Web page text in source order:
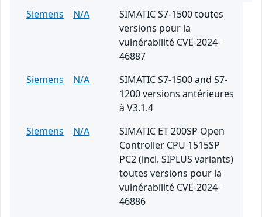
Siemens N/A
SIMATIC S7-1500 toutes
versions pour la
vulnérabilité CVE-2024-
46887
Siemens
N/A
SIMATIC S7-1500 and S7-
1200 versions antérieures
à V3.1.4
Siemens
N/A
SIMATIC ET 200SP Open
Controller CPU 1515SP
PC2 (incl. SIPLUS variants)
toutes versions pour la
vulnérabilité CVE-2024-
46886